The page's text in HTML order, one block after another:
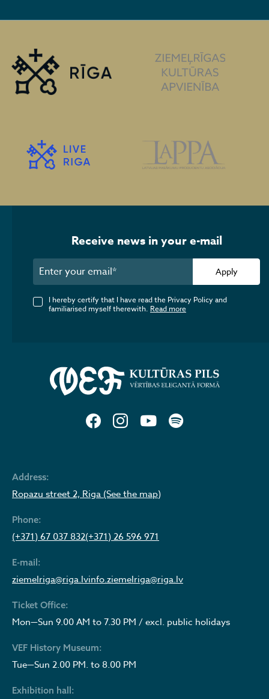
Address:
Ropazu street 2, Riga (See the map)
Phone:
(+371) 67 037 832(+371) 26 596 971
E-mail:
ziemelriga@riga.lvinfo.ziemelriga@riga.lv
Ticket Office:
Mon—Sun 9.00 AM to 7.30 PM / excl. public holidays
VEF History Museum:
Tue—Sun 2.00 PM. to 8.00 PM
Exhibition hall:
Receive news in your e-mail
Apply
I hereby certify that I have read the Privacy Policy and
familiarised myself therewith. Read more